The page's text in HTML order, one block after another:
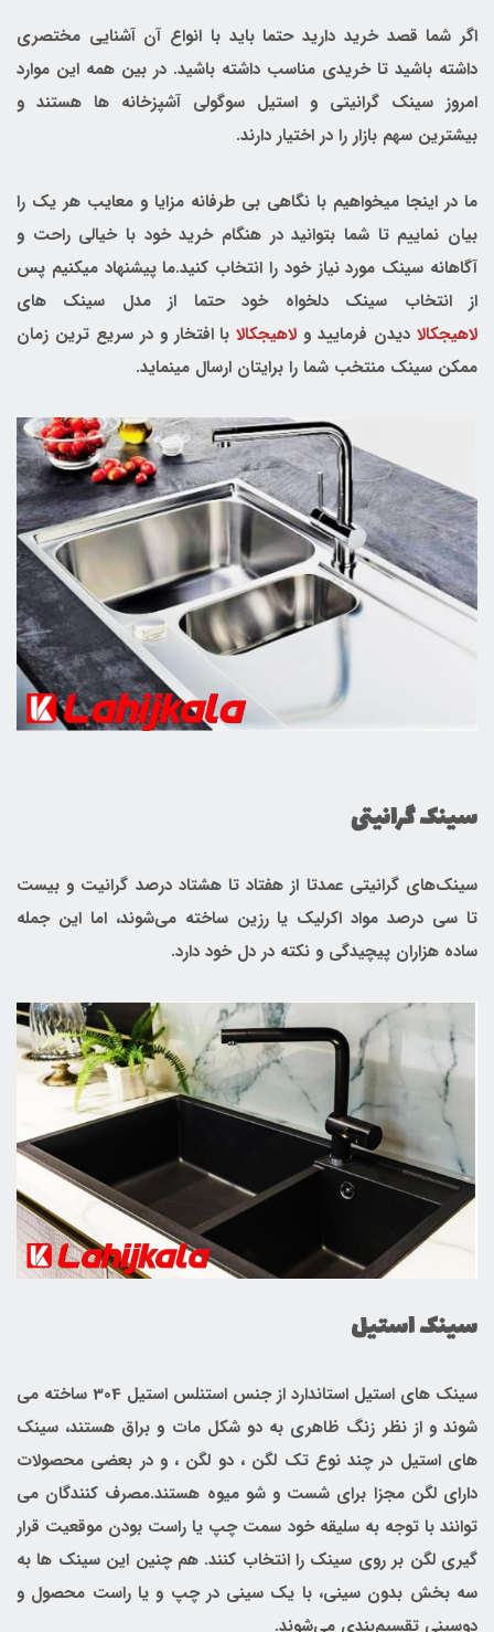
اگر شما قصد خرید دارید حتما باید با انواع آن آشنایی مختصری
داشته باشید تا خریدی مناسب داشته باشید. در بین همه این موارد
امروز سینک گرانیتی و استیل سوگولی آشپزخانه ها هستند و
بیشترین سهم بازار را در اختیار دارند.
ما در اینجا میخواهیم با نگاهی بی طرفانه مزایا و معایب هر یک را
بیان نماییم تا شما بتوانید در هنگام خرید خود با خیالی راحت و
آگاهانه سینک مورد نیاز خود را انتخاب کنید.ما پیشنهاد میکنیم پس
از انتخاب سینک دلخواه خود حتما از مدل سینک های
لاهیجکالادیدن فرمایید و لاهیجکالابا افتخار و در سریع ترین زمان
ممکن سینک منتخب شما را برایتان ارسال مینماید.
سینک گرانیتی
سینک‌های گرانیتی عمدتا از هفتاد تا هشتاد درصد گرانیت و بیست
تا سی درصد مواد اکرلیک یا رزین ساخته می‌شوند، اما این جمله
ساده هزاران پیچیدگی و نکته در دل خود دارد.
سینک استیل
سینک های استیل استاندارد از جنس استنلس استیل 304 ساخته می
شوند و از نظر زنگ ظاهری به دو شکل مات و براق هستند، سینک
های استیل در چند نوع تک لگن ، دو لگن ، و در بعضی محصولات
دارای لگن مجزا برای شست و شو میوه هستند.مصرف کنندگان می
توانند با توجه به سلیقه خود سمت چپ یا راست بودن موقعیت قرار
گیری لگن بر روی سینک را انتخاب کنند. هم چنین این سینک ها به
سه بخش بدون سینی، با یک سینی در چپ و یا راست محصول و
دوسینی تقسیم‌بندی می‌شوند.